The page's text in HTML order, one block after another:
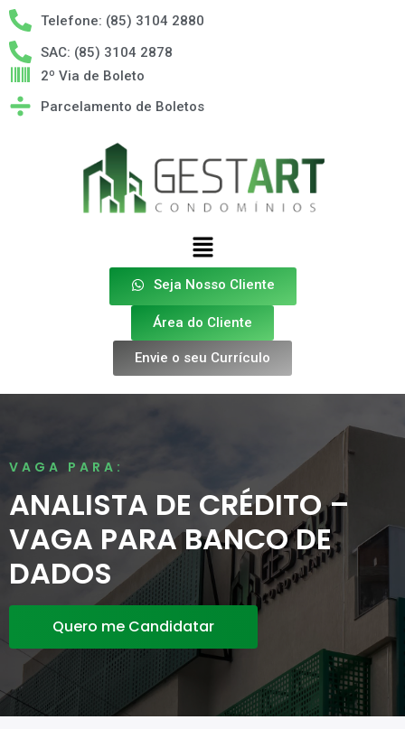
Telefone: (85) 3104 2880
SAC: (85) 3104 2878
2º Via de Boleto
Parcelamento de Boletos
Seja Nosso Cliente
Área do Cliente
Envie o seu Currículo
VAGA PARA:
ANALISTA DE CRÉDITO –
VAGA PARA BANCO DE
DADOS
Quero me Candidatar